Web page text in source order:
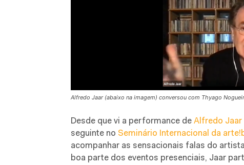
Alfredo Jaar (abaixo na imagem) conversou com Thyago
Desde que vi a performance de Alfredo Jaar
seguinte no Seminário Internacional da
acompanhar as sensacionais falas do
boa parte dos eventos presenciais, Jaar